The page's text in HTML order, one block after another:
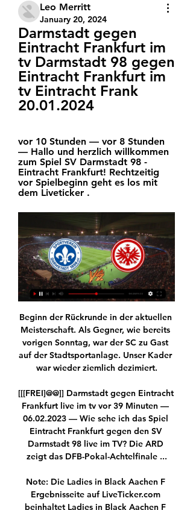
Leo Merritt
January 20, 2024
Darmstadt gegen
Eintracht Frankfurt im
tv Darmstadt 98 gegen
Eintracht Frankfurt im
tv Eintracht Frank
20.01.2024
vor 10 Stunden — vor 8 Stunden
— Hallo und herzlich willkommen
zum Spiel SV Darmstadt 98 -
Eintracht Frankfurt! Rechtzeitig
vor Spielbeginn geht es los mit
dem Liveticker .
Beginn der Rückrunde in der aktuellen Meisterschaft. Als Gegner, wie bereits vorigen Sonntag, war der SC zu Gast auf der Stadtsportanlage. Unser Kader war wieder ziemlich dezimiert.

[[[FREI]@@]] Darmstadt gegen Eintracht Frankfurt live im tv vor 39 Minuten — 06.02.2023 — Wie sehe ich das Spiel Eintracht Frankfurt gegen den SV Darmstadt 98 live im TV? Die ARD zeigt das DFB-Pokal-Achtelfinale ...

Note: Die Ladies in Black Aachen F Ergebnisseite auf LiveTicker.com beinhaltet Ladies in Black Aachen F Live Ergebnisse, Ergebnisse, Tabellenstand, Match Details, Wettvergleiche und H2H Statistiken. Folge jetzt den Ladies in Black Aachen F Live Ergebnissen und anderen Volleyball Ergebnissen auf LiveTicker.com! Nutzungsbedingungen; Hier werben.

Im Zuge der Rückreise nach Wien absolvierte man in Bad Wimsbach noch einen Test in Oberösterreich - hier wurde Gegner FK Jablonec (Tschechien) mit 2:1 besiegt. Vor rund 400 Zuschauern bei sonnigem Wetter wollte Rapid vor der Rückreise nach Wien noch zu …

24.07.2019 Bundesstraße 13, Kreisverkehr südlich Heißmanning und Fahrbahnsanierung nördlich Pfaffenhofen - Beginn der Bauarbeiten. Am Montag, den 29.07.2017 beginnt das Staatliche Bauamt Ingolstadt mit dem aufwendigen Kreuzungsumbau südlich Heißmanning, im Bereich der Einmündung der Anton-Schranz-Straße in die Bundesstraße 13 (B 13).

Die Meisterschaft wurde 1906 gegründet, der Sieger der Finalspiele erhält den Coupe Magnus, die wichtigste Trophäe im französischen Eishockey. Sowohl die Ligue Magnus als auch der Coupe …

LKW Fahrer (m/w) für Tankwagen Das Lagerhaus St. Pölten sucht für die Zustellung von flüssigen und festen Brennstoffen im Nahverkehr mit täglicher Heimkehr ab sofort eine/n LKW Fahrer/in für Tankwagen für 38,5 Wochenstunden.

Der 13. August 2019 wird als bisher größter Jubeltag in der 111jährigen Klubgeschichte des LASK eingehen. Erstmals das Play-off in der Qualifikation für die Champions League geschafft, das auch ein Millionenglück, die bisher größte Einnahme der Linzer bedeutet. 14.000 Zuschauer sorgten am Ende nach dem 3:1 (0:0) gegen den FC Basel im.

Am Ende hat Spanien mit 2 zu 1 gewonnen. Für Spanien haben die Spieler Fabian Ruiz und Dani Olmo getroffen. Das Tor für Deutschland hat Nadiem Amiri kurz vor Schluss geschossen. Deutschland hat bei einer U21-EM schon 4 Mal das End-Spiel erreicht. 2008 und 2017 ist Deutschland …

Hätte Arminia Bielefeld in der Hinrunde eine so starke Leistung gezeigt wie in der Rückrunde, würde der Klub wohl in der Bundesliga spielen. Doch nach einem ordentlichen Start mit vier Punkten.

FC Basel FC Lugano FC Luzern Neuchtel Xamax Servette FC Sion FC St. Gallen FC Thun Young Boys FC Zrich. Diese Website verwendet Cookies, um Ihnen den bestmglichen Service bieten zu knnen. Durch die Nutzung dieser Website. St. Gallen live streaming best ysu Sion – St. Gallen live streaming Sion – St. Gallen live streaming.

Auftritte sind immer etwas Besonderes. So auch hier. Als wir im Frühjahr gefragt wurden, ob wir einen Auftritt im Vitalis Senioren Zentrum Abraham machen wollen, war die Antwort kurz und bündig.

Luzern sichert Platz 5, Lugano nähert sich Platz 3 Beitrag in Merkliste speichern In der zweitletzten Runde der Super League fällt eine weitere Entscheidung: Der FC Luzern sichert sich Platz 5 und spielt im Sommer die Europa-League-Qualifikation.

Der FC Bayern München gewinnt sein drittes Spiel in Folge - allerdings ohne zu glänzen. Geschenke kamen aus Freiburg und Dortmund. Und auch die Gastgeber aus Mainz haben Grund zu feiern.

Düsseldorfer EG 5:3 Augsburger Panther | 18. Spieltag von Hockeyweb. Alle Termine im eigenen Kalender. Einmal hinzufügen. Immer aktuell. 100% kostenlos.

SV Darmstadt gegen Eintracht Frankfurt live im TV und Stream Die Partie Darmstadt 98 gegen Eintracht Frankfurt wird vom Pay-TV-Sender Sky live im TV übertragen. Der Countdown zum Spiel in Darmstadt startet am Samstag, 20. Januar 2024, um 15.00 Uhr auf Sky Sport mit den Vorberichten. Um 15:30 Uhr ertönt der Anpfiff. Die Partie Darmstadt 98 gegen Eintracht Frankfurt wird vom Pay-TV-Sender Sky live im TV übertragen. Der Countdown zum Spiel in Darmstadt startet am Samstag, 20. Januar 2024, um 15.00 Uhr auf Sky Sport mit den Vorberichten. Um 15:30 Uhr ertönt der Anpfiff. vor 16 Stunden Frankfurter Rundschau Frankfurter Rundschau

Hits aus den Jahren 1990 bis 1999, von HipHop über Grunge bis Euro-Dance und Techno. Hier könnt ihr hören, was am 29. Oktober von 15 bis 17 Uhr lief.

Erotische Massage Veröffentlicht am 29.10.2019 in der Kategorie Geile Sexgeschichten. eines vorweg: diese Geschichte ist aus den Weiten des Netzes und befindet sich seit einigen Jahren auf meiner Festplatte. ich arbeite gerade an einer eigenen Geschichte und poste bis zur Fertigstellung immer mal wieder eine kleine „Netz-Geschichte“ Alle.

SV Darmstadt 98 - Eintracht Frankfurt im Live-Stream und TV vor 17 Stunden — Das Match des SV Darmstadt 98 gegen Eintracht Frankfurt am 18. Spieltag der Saison 23/24 der Bundesliga (20.01.2024) verspricht Spannung bis ...

Der Antragsteller benötigt weder eine Niederlassungs- noch eine Aufenthaltserlaubnis. Leben die Kinder in einem anderen EU- /EWR-Mitgliedstaat, besteht der Kindergeldanspruch unmittelbar nach deutschem Recht (Antragsteller hat hier Wohnsitz oder gewöhnlichen Aufenthalt oder kann eine Erwerbstätigkeit in Deutschland nachweisen).

Der Malmö IF nutzte für seine Heimspiele seit 1970 das 5.804 Zuschauer fassende Malmö Isstadion. Im Januar 2007 wurde mit dem Bau einer neuen Arena für die Redhawks im Stadtteil Hyllievång begonnen, welche schließlich im November 2008 eröffnet wurde.

Diese Schlagzeile erwähnt Berliner Kent Robin Tönnesen, SG Flensburg-Handewitt, TBV Lemgo, St. Raphael, Topclub Telekom Veszprem, EM, THW Kiel, DPA …

Mit dem UNIQA ÖFB Cup Opening fiel am 28. Juni der Startschuss für die neue Saison im heimischen Fußball. Zwischen dem 19. und 21. Juli treffen 64 Vereine im Zuge der ersten Runde des UNIQA ÖFB Cups in 32 Partien aufeinander.

2019 Elekrizitätswerk Jona-Rapperswil 17.10. bis 10.11 2019 2018 Cannes Art 2014 Grand Café Odeon, Zürich (23.11.13 - 31.12.14) 2014 Lej da Staz, St. Moritz (21.12.13 - 30.3.14) 2013 Künstlermesse Frankfurt 2013 Galerie Durrer • Goll 2013 Galerie Beyeler Pratteln Barcelonaprojekt 2012 Mai-Ausstellung Projektgalerie Zürich 2012.

Darmstadt gegen Eintracht im live SV Darmstadt 98 - Eintrach vor 3 Stunden — vor 12 Stunden — Die Partie Darmstadt 98 gegen Eintracht Frankfurt wird vom Pay-TV-Sender Sky live im TV übertragen.

Mannheim. Hauptrundensieger Adler Mannheim hat im ersten Halbfinalspiel um die deutsche Eishockey-Meisterschaft mehr Mühe als gedacht mit den Kölner Haien.

Generalkonsulat der Volksrepublik China in Düsseldorf (2015-12-23) Generalkonsulat der Volksrepublik China in Frankfurt am Main (2014-01-15) Generalkonsulat der Volksrepublik China in Hamburg (2014-01-15) Generalkonsulat der Volksrepublik China in München (2014-01-15)

Ich kann damit leben, wenn sich ein neu aufgebautes Team erst finden muss. Selbst wenn mich Niederlagen oder eben solch enge Resultate wie gegen die des EVZ auch nachdenklich stimmen. Das von unseren Söldnern mehr erwartet wird, als das bisher gezeigte, war ja von Anfang an klar. Vertraut doch einfach dem Coaching und habt Geduld.

5001 Aarau T +41 (0). Stöbern Sie in der Sammlung Online und suchen Sie Ihr Lieblingswerk. Zur Sammlung Online. Sammlung Online verschafft Zugang zu ausgewählten Werken aus der Sammlung des Aargauer Kunsthauses. Teilweise werden nicht alle Arbeiten eines/einer Kunstschaffenden online …

Eintracht Frankfurt - Darmstadt 98 im DFB-Pokal 07.02.2023 — Das Spiel Frankfurt gegen Darmstadt wird allerdings parallel zum Angebot im Pay-TV auch in der ARD zu sehen sein. Es ist eines der wenigen ...

Mingo Makes It Potte Group vor 3 Stunden — [LIVEÜBERTRAGUNG-] Darmstadt gegen Eintracht Frankfurt im live Packendes Hessen-Derby - Frankfurt wirft Darmstadt aus 20.01.2024 Eintracht ...

Darmstadt gegen Eintracht Frankfurt im stream Eintracht Fran vor 7 Stunden — Darmstadt gegen Eintracht Frankfurt im stream Eintracht Frankfurt vs. SV Darmstadt 98: TV, LIVE-STREAM 20 Januar 2024 DFB-Pokal Achtelfinale ...

Eintracht Frankfurt gegen SV Darmstadt 98 | Alle Spiele Wo wird SV Darmstadt 98 gegen Eintracht Frankfurt live übertragen? TV-Sender, Info. Sky Sport Bundesliga. €. Sky Sport Bundesliga 1. €. Sky Sport Top Event.

Während die Bern Capitals in der West-Gruppe ihre Leaderposition dank einem Kantersieg über Tornados Frutigen verteidigen, müssen sich die Rheintal Gators Widnau durch die Niederlage gegen Pfannenstiel Egg von Bülach Floorball überholen lassen.

Gegen den VfL Wolfsburg musste man zum zweiten Mal in Folge die Punkte abgeben. Durch diese Niederlage fiel Düsseldorf in der Tabelle auf Platz zwölf zurück. In zwei Wochen tritt der VfL Wolfsburg bei der Borussia Dortmund an (30.03.2019, 15:30 Uhr), parallel genießt die Fortuna Düsseldorf Heimrecht gegen die Borussia Mönchengladbach.

4.391 Personen sprechen darüber. Impressum der Kölner Haie: http://www.haie.de/index.php?type=impressum Gefällt 156.553 Mal · 4.391 Personen sprechen darüber.

Die Salzburger, die aufgrund des Auswärtstreffers das Finale erreichten, stehen als erste Österreicher nach 1985 Rapid Wien in einem Europacup-Finale. Dort treffen sie am 27 April und 11. Mai auf Inter Mailand, das das Halbfinal-Rückspiel zu Hause gegen US Cagliari mit 3:0 (1:0) gewann (Hinspiel 2:3). Die Karlsruher stürmten munter drauflos.

GRAZ, MONTAG, 21. MÄRZ 2016 www.kleinezeitung.at MONTAG Sein Fünfer rettet das Zeugnis Saison-Bilanz. Marcel Hirscher wurde zum fünften Mal in Folge die große Kristallkugel für den Sieg im Gesamtweltcup überreicht, der Salzburger hat mit seiner 1795-Punkte-Saison dafür gesorgt, dass Österreich Skination Nummer eins bleibt.

Der Lido von Lugano bietet seinen Gästen zahlreiche Möglichkeiten: einen herrlichen, sehr feinen Sandstrand bis zum Seeufer hinunter, ein beheiztes olympisches Schwimmbecken, ein mittelgrosses